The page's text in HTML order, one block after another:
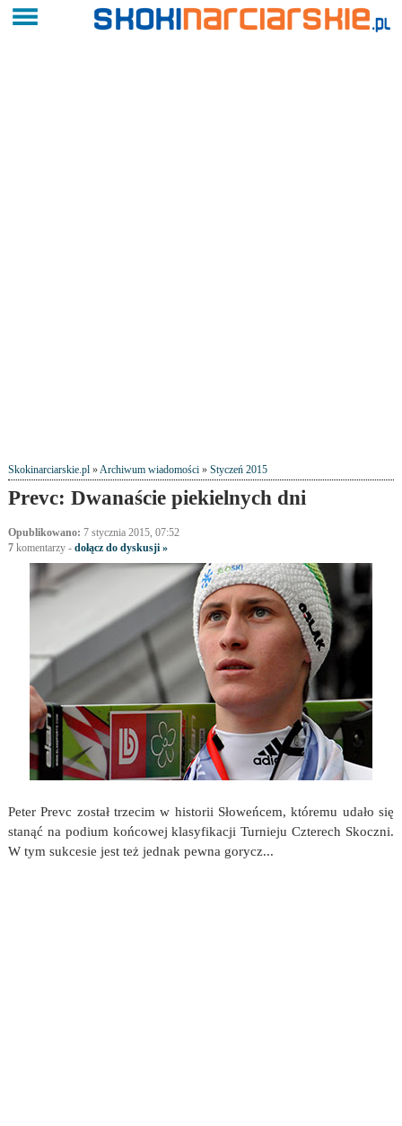
Skokinarciarskie.pl»Archiwum wiadomości» Styczeń 2015
Prevc: Dwanaście piekielnych dni
Opublikowano: 7 stycznia 2015, 07:52
7komentarzy- dołącz do dyskusji »
Peter Prevc został trzecim w historii Słoweńcem, któremu udało się
stanąć na podium końcowej klasyfikacji Turnieju Czterech Skoczni.
W tym sukcesie jest też jednak pewna gorycz...